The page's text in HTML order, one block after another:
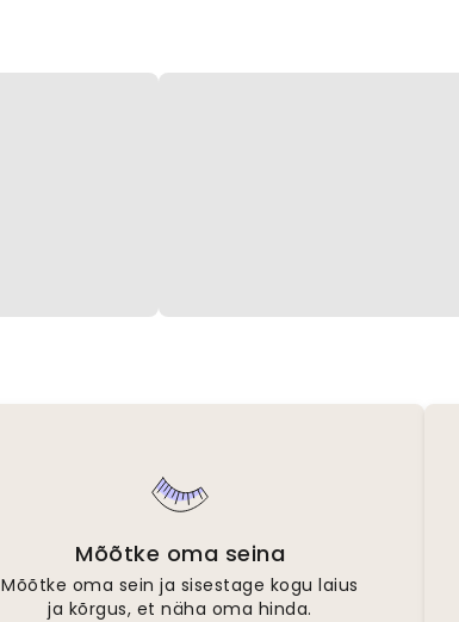
Mõõtke oma seina
Mõõtke oma sein ja sisestage kogu laius
ja kõrgus, et näha oma hinda.